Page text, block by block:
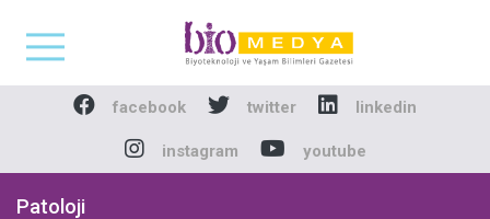
Biomedya -
facebook twitter linkedin
instagram youtube
Patoloji